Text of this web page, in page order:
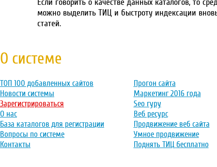
Если говорить о качестве данных каталогов, то
можно выделить ТИЦ и быстроту индексации
статей.
О системе
ТОП 100 добавленных сайтов
Новости системы
Зарегистрироваться
О нас
База каталогов для регистрации
Вопросы по системе
Контакты
Прогон сайта
Маркетинг 2016 года
Seo гуру
Веб ресурс
Продвижение веб сайта
Умное продвижение
Поднять ТИЦ бесплатно